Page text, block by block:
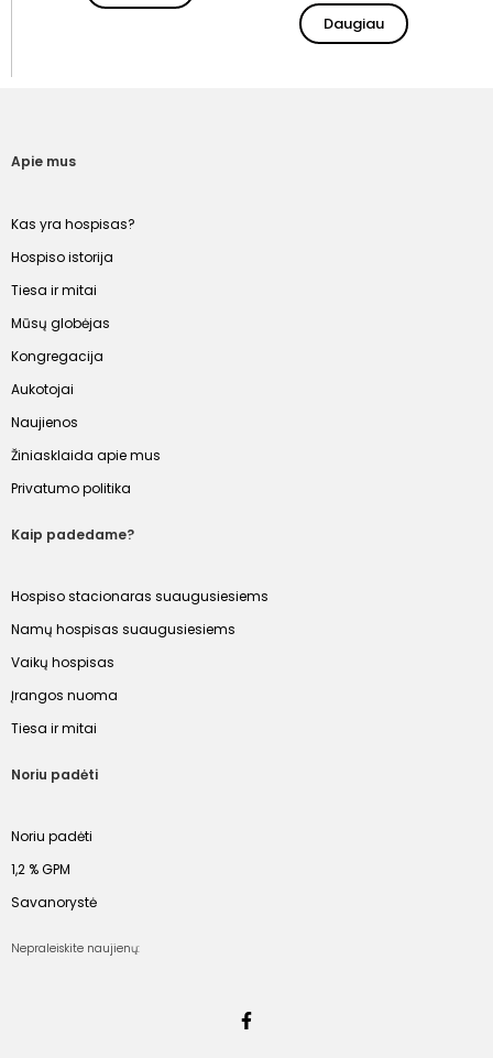
Daugiau
Apie mus
Kas yra hospisas?
Hospiso istorija
Tiesa ir mitai
Mūsų globėjas
Kongregacija
Aukotojai
Naujienos
Žiniasklaida apie mus
Privatumo politika
Kaip padedame?
Hospiso stacionaras suaugusiesiems
Namų hospisas suaugusiesiems
Vaikų hospisas
Įrangos nuoma
Tiesa ir mitai
Noriu padėti
Noriu padėti
1,2 % GPM
Savanorystė
Nepraleiskite naujienų: